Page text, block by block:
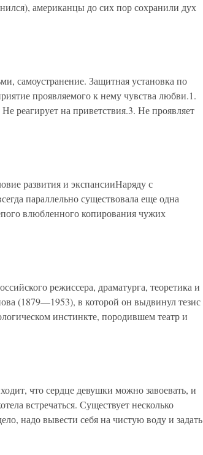
американцы до сих пор сохранили дух
самоустранение. Защитная установка по
проявляемого к нему чувства любви.1.
реагирует на приветствия.3. Не проявляет
развития и экспансииНаряду с
параллельно существовала еще одна
влюбленного копирования чужих
режиссера, драматурга, теоретика и
(1879—1953), в которой он выдвинул тезис
инстинкте, породившем театр и
что сердце девушки можно завоевать, и
встречаться. Существует несколько
надо вывести себя на чистую воду и задать